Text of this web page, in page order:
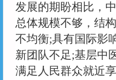
发展的期盼相比，
总体规模不够，结
不均衡;具有国际影
新团队不足;基层中
满足人民群众就近